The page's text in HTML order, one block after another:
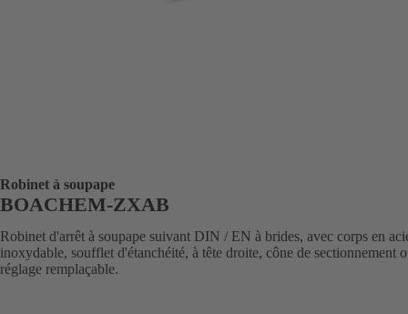
Robinet à soupape
BOACHEM-ZXAB
Robinet d'arrêt à soupape suivant DIN / EN à brides, avec corps en
inoxydable, soufflet d'étanchéité, à tête droite, cône de sectionnement
réglage remplaçable.